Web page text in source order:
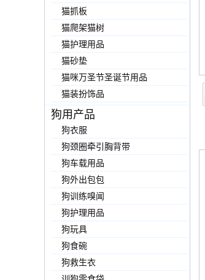
猫抓板
猫爬架猫树
猫护理用品
猫砂垫
猫咪万圣节圣诞节用品
猫装扮饰品
狗用产品
狗衣服
狗颈圈牵引胸背带
狗车载用品
狗外出包包
狗训练嗅闻
狗护理用品
狗玩具
狗食碗
狗救生衣